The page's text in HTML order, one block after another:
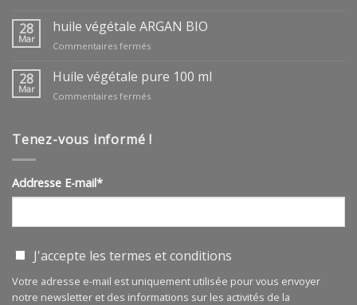
28
Mar
huile végétale ARGAN BIO
Commentaires ferméssur
végétale
BIO
28
Mar
Huile végétale pure 100 ml
Commentaires ferméssur
pure
Tenez-vous informé !
Addresse E-mail*
J'accepte les termes et conditions
Votre adresse e-mail est uniquement utilisée pour vous envoyer
notre newsletter et des informations sur les activités de la